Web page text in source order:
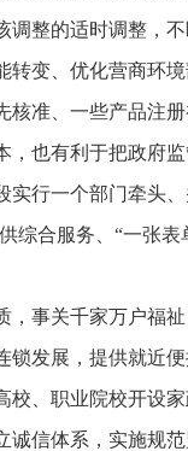
调整的适时调整，
转变、优化营商环
核准、一些产品注
，也有利于把政府
实行一个部门牵头
综合服务、“一张
，事关千家万户福
锁发展，提供就近
校、职业院校开设
诚信体系，实施规